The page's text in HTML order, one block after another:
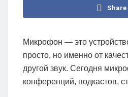
Share
Микрофон — это
просто, но именно от
другой звук. Сегодня
конференций, подкастов,